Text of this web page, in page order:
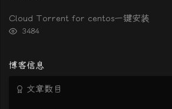
Cloud Torrent for centos一键安装
浏
数:
3484
博客信息
文章数目